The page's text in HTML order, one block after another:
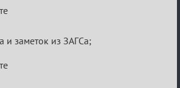
и заметок из ЗАГСа;